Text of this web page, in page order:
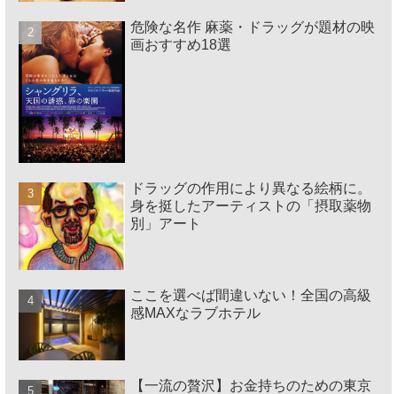
危険な名作 麻薬・ドラッグが題材の映
画おすすめ18選
ドラッグの作用により異なる絵柄に。
身を挺したアーティストの「摂取薬物
別」アート
ここを選べば間違いない！全国の高級
感MAXなラブホテル
【一流の贅沢】お金持ちのための東京